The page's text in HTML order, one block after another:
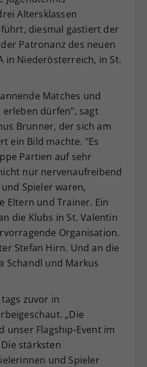
Altersklassen
diesmal gastiert der
Patronanz des neuen
in Niederösterreich, in St.
Matches und
dürfen", sagt
Brunner, der sich am
ein Bild machte. "Es
Partien auf sehr
nur nervenaufreibend
Spieler waren,
Eltern und Trainer. Ein
die Klubs in St. Valentin
Organisation.
Stefan Hirn. Und an die
Schandl und Markus
zuvor in
„Die
unser Flagship-Event im
stärksten
und Spieler
speichert Ihre Consent-
Unter anderem eine
ID, für die
Einstellungen, falls der
Betreiber dies eingestellt